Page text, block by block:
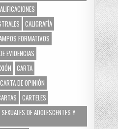
CALIGRAFÍA
FORMATIVOS
EVIDENCIAS
CARTA
CARTA DE OPINIÓN
CARTELES
DE ADOLESCENTES Y